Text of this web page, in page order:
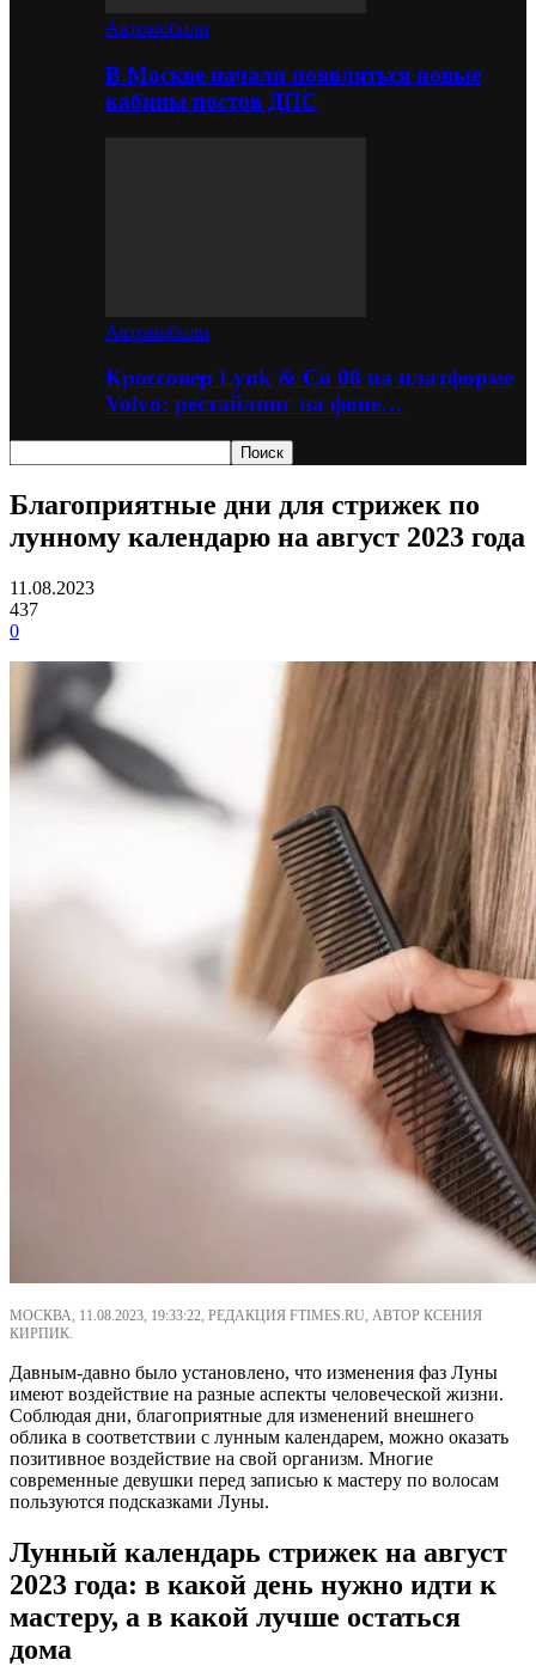
Автомобили
В Москве начали появляться новые
кабины постов ДПС
Автомобили
Кроссовер Lynk & Co 08 на платформе
Volvo: рестайлинг на фоне…
Благоприятные дни для стрижек по
лунному календарю на август 2023 года
11.08.2023
437
0
МОСКВА, 11.08.2023, 19:33:22, РЕДАКЦИЯ FTIMES.RU, АВТОР КСЕНИЯ
КИРПИК.
Давным-давно было установлено, что изменения фаз Луны
имеют воздействие на разные аспекты человеческой жизни.
Соблюдая дни, благоприятные для изменений внешнего
облика в соответствии с лунным календарем, можно оказать
позитивное воздействие на свой организм. Многие
современные девушки перед записью к мастеру по волосам
пользуются подсказками Луны.
Лунный календарь стрижек на август
2023 года: в какой день нужно идти к
мастеру, а в какой лучше остаться
дома